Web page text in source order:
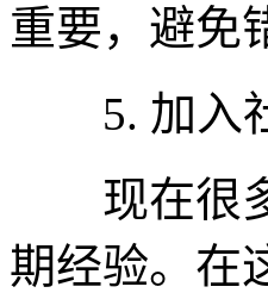
重要，避免
5. 加入
现在很多
期经验。在